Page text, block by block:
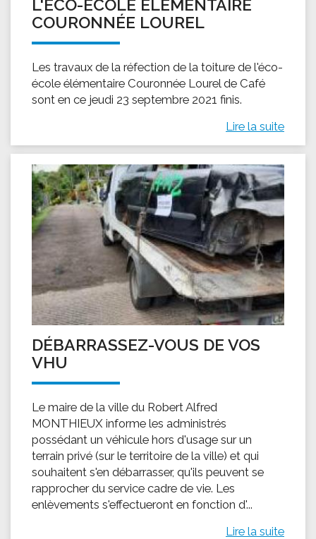
L'ÉCO-ÉCOLE ÉLÉMENTAIRE
COURONNÉE LOUREL
Les travaux de la réfection de la toiture de l'éco-
école élémentaire Couronnée Lourel de Café
sont en ce jeudi 23 septembre 2021 finis.
Lire la suite
DÉBARRASSEZ-VOUS DE VOS
VHU
Le maire de la ville du Robert Alfred
MONTHIEUX informe les administrés
possédant un véhicule hors d'usage sur un
terrain privé (sur le territoire de la ville) et qui
souhaitent s'en débarrasser, qu'ils peuvent se
rapprocher du service cadre de vie. Les
enlèvements s'effectueront en fonction d'...
Lire la suite